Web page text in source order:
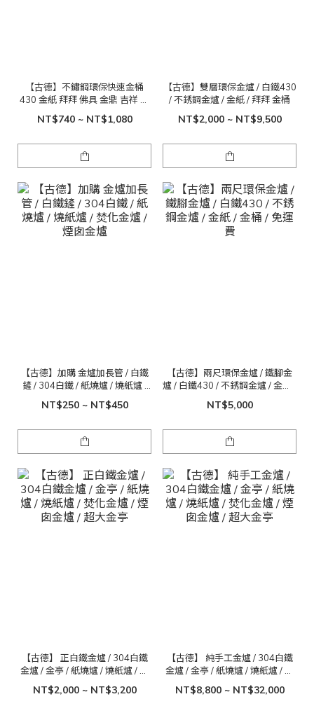
【古德】不鏽鋼環保快速金桶
430 金紙 拜拜 佛具 金鼎 吉祥 富
NT$740 ~ NT$1,080
【古德】雙層環保金爐 / 白鐵430
/ 不銹鋼金爐 / 金紙 / 拜拜 金桶
NT$2,000 ~ NT$9,500
【古德】加購 金爐加長管 / 白鐵
鏟 / 304白鐵 / 紙燒爐 / 燒紙爐 /
焚化金爐 / 煙囱金爐
NT$250 ~ NT$450
【古德】兩尺環保金爐 / 鐵腳金
爐 / 白鐵430 / 不銹鋼金爐 / 金紙 /
金桶 / 免運費
NT$5,000
【古德】 正白鐵金爐 / 304白鐵
金爐 / 金亭 / 紙燒爐 / 燒紙爐 / 焚
化金爐 / 煙囱金爐 / 超大金亭
NT$2,000 ~ NT$3,200
【古德】 純手工金爐 / 304白鐵
金爐 / 金亭 / 紙燒爐 / 燒紙爐 / 焚
化金爐 / 煙囱金爐 / 超大金亭
NT$8,800 ~ NT$32,000